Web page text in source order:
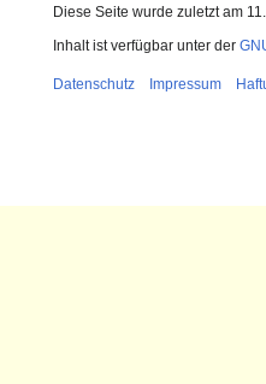
Diese Seite wurde zuletzt am
Inhalt ist verfügbar unter der
Datenschutz Impressum